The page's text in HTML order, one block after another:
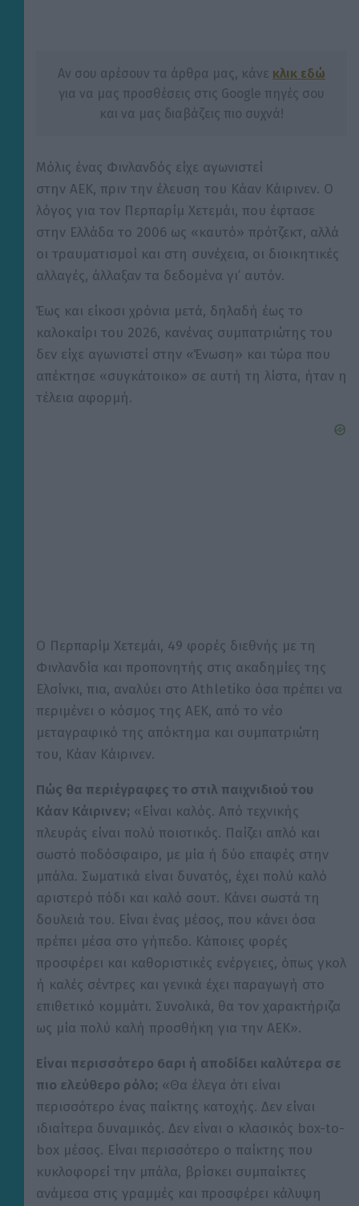
Αν σου αρέσουν τα άρθρα μας, κάνε κλικ εδώ
για να μας προσθέσεις στις Google πηγές σου
και να μας διαβάζεις πιο συχνά!
Μόλις ένας Φινλανδός είχε αγωνιστεί
στην ΑΕΚ, πριν την έλευση του Κάαν Κάιρινεν. Ο
λόγος για τον Περπαρίμ Χετεμάι, που έφτασε
στην Ελλάδα το 2006 ως «καυτό» πρότζεκτ, αλλά
οι τραυματισμοί και στη συνέχεια, οι διοικητικές
αλλαγές, άλλαξαν τα δεδομένα γι’ αυτόν.
Έως και είκοσι χρόνια μετά, δηλαδή έως το
καλοκαίρι του 2026, κανένας συμπατριώτης του
δεν είχε αγωνιστεί στην «Ένωση» και τώρα που
απέκτησε «συγκάτοικο» σε αυτή τη λίστα, ήταν η
τέλεια αφορμή.
Ο Περπαρίμ Χετεμάι, 49 φορές διεθνής με τη
Φινλανδία και προπονητής στις ακαδημίες της
Ελσίνκι, πια, αναλύει στο Athletiko όσα πρέπει να
περιμένει ο κόσμος της ΑΕΚ, από το νέο
μεταγραφικό της απόκτημα και συμπατριώτη
του, Κάαν Κάιρινεν.
Πώς θα περιέγραφες το στιλ παιχνιδιού του
Κάαν Κάιρινεν; «Είναι καλός. Από τεχνικής
πλευράς είναι πολύ ποιοτικός. Παίζει απλό και
σωστό ποδόσφαιρο, με μία ή δύο επαφές στην
μπάλα. Σωματικά είναι δυνατός, έχει πολύ καλό
αριστερό πόδι και καλό σουτ. Κάνει σωστά τη
δουλειά του. Είναι ένας μέσος, που κάνει όσα
πρέπει μέσα στο γήπεδο. Κάποιες φορές
προσφέρει και καθοριστικές ενέργειες, όπως γκολ
ή καλές σέντρες και γενικά έχει παραγωγή στο
επιθετικό κομμάτι. Συνολικά, θα τον χαρακτήριζα
ως μία πολύ καλή προσθήκη για την ΑΕΚ».
Είναι περισσότερο 6αρι ή αποδίδει καλύτερα σε
πιο ελεύθερο ρόλο; «Θα έλεγα ότι είναι
περισσότερο ένας παίκτης κατοχής. Δεν είναι
ιδιαίτερα δυναμικός. Δεν είναι ο κλασικός box-to-
box μέσος. Είναι περισσότερο ο παίκτης που
κυκλοφορεί την μπάλα, βρίσκει συμπαίκτες
ανάμεσα στις γραμμές και προσφέρει κάλυψη